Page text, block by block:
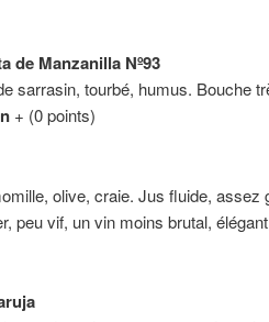
de Manzanilla Nº93
sarrasin, tourbé, humus. Bouche
+ (0 points)
olive, craie. Jus fluide, assez
vif, un vin moins brutal,